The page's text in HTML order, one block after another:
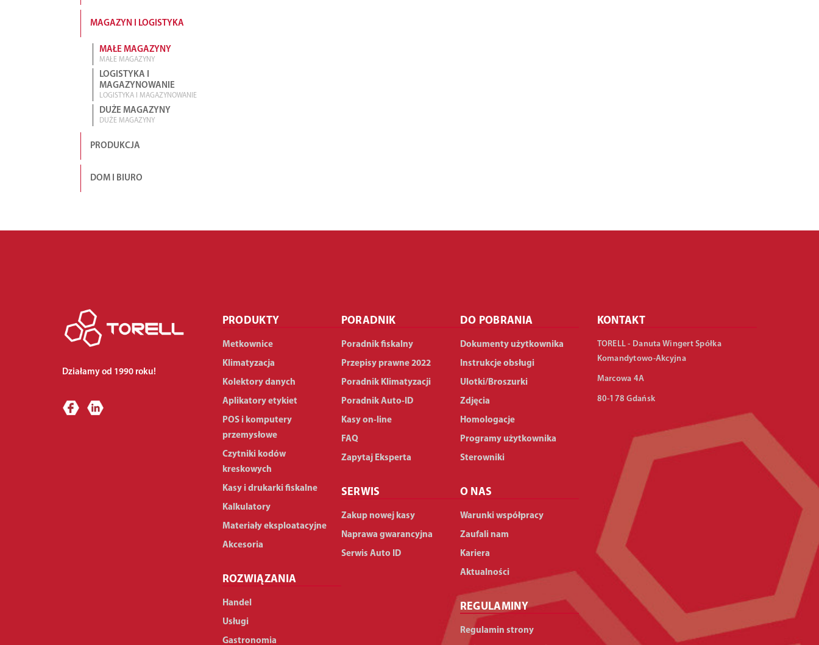
MAGAZYN I LOGISTYKA
MAŁE MAGAZYNY
MAŁE MAGAZYNY
LOGISTYKA I
MAGAZYNOWANIE
LOGISTYKA I MAGAZYNOWANIE
DUŻE MAGAZYNY
DUŻE MAGAZYNY
PRODUKCJA
DOM I BIURO
Działamy od 1990 roku!
PRODUKTY
Metkownice
Klimatyzacja
Kolektory danych
Aplikatory etykiet
POS i komputery
przemysłowe
Czytniki kodów
kreskowych
Kasy i drukarki fiskalne
Kalkulatory
Materiały eksploatacyjne
Akcesoria
ROZWIĄZANIA
Handel
Usługi
Gastronomia
PORADNIK
Poradnik fiskalny
Przepisy prawne 2022
Poradnik Klimatyzacji
Poradnik Auto-ID
Kasy on-line
FAQ
Zapytaj Eksperta
SERWIS
Zakup nowej kasy
Naprawa gwarancyjna
Serwis Auto ID
DO POBRANIA
Dokumenty użytkownika
Instrukcje obsługi
Ulotki/Broszurki
Zdjęcia
Homologacje
Programy użytkownika
Sterowniki
O NAS
Warunki współpracy
Zaufali nam
Kariera
Aktualności
REGULAMINY
Regulamin strony
KONTAKT
TORELL - Danuta Wingert Spółka
Komandytowo-Akcyjna
Marcowa 4A
80-178 Gdańsk